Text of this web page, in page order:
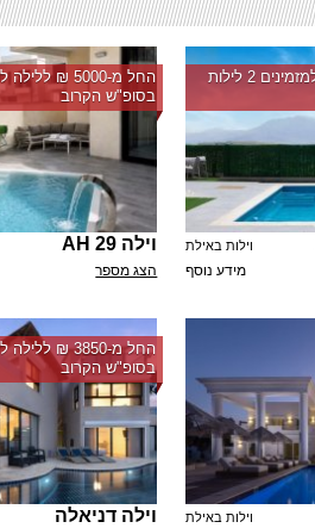
החל מ-‏5000 ₪ ללילה למזמינים 2 לילות
וילות באילת
מידע נוסף
בסופ"ש הקרוב
וילה 29 AH
הצג מספר
וילות באילת
בסופ"ש הקרוב
וילה דניאלה